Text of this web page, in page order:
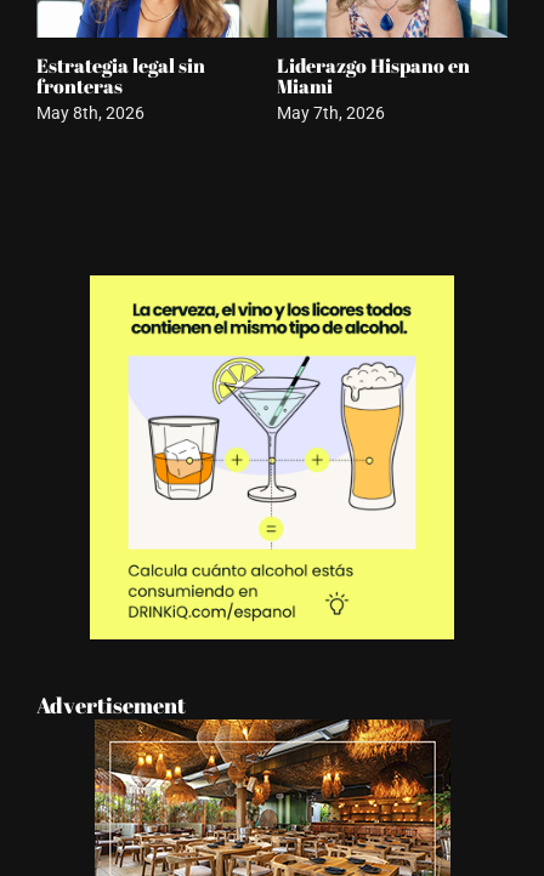
Poder femenino
inmobiliario Miami
May 6th, 2026
Doral evolución con
identidad
May 5th, 2026
Advertisement